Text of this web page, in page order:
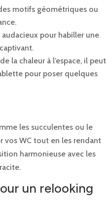
motifs géométriques ou
pour habiller une
la chaleur à l’espace, il peut
pour poser quelques
les succulentes ou le
vos WC tout en les rendant
harmonieuse avec les
un relooking